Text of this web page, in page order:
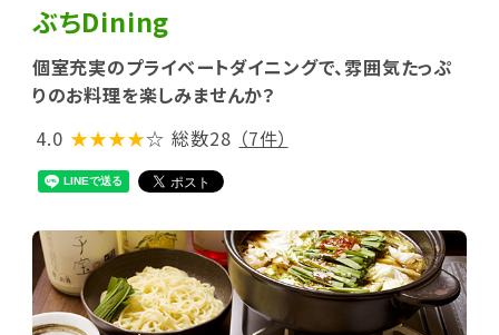
ぶちDining
個室充実のプライベートダイニングで、雰囲気たっぷ
りのお料理を楽しみませんか？
4.0 ★★★★☆ 総数28 （7件）